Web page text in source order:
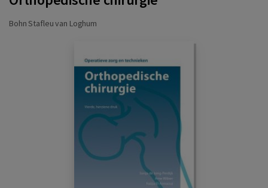
Bohn Stafleu van Loghum